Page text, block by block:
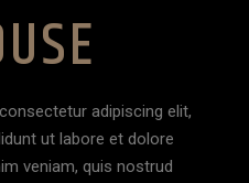
adipiscing elit,
ut labore et dolore
veniam, quis nostrud